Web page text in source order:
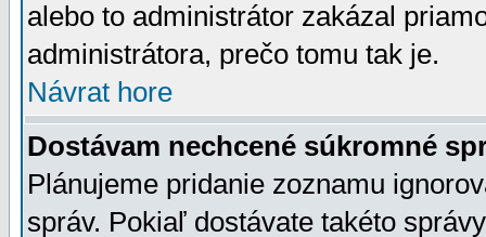
alebo to administrátor zakázal
administrátora, prečo tomu tak je.
Návrat hore
Dostávam nechcené súkromné
Plánujeme pridanie zoznamu
správ. Pokiaľ dostávate takéto